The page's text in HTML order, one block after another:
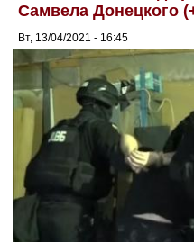
Самвела Донецкого
Вт, 13/04/2021 - 16:45